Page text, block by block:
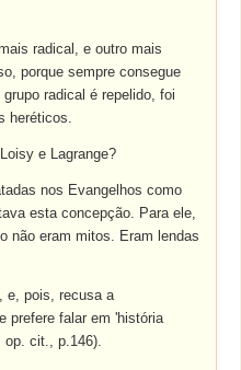
radical, e outro mais
porque sempre consegue
radical é repelido, foi
heréticos.
e Lagrange?
nos Evangelhos como
esta concepção. Para ele,
não eram mitos. Eram lendas
e, pois, recusa a
prefere falar em 'história
op. cit., p.146).